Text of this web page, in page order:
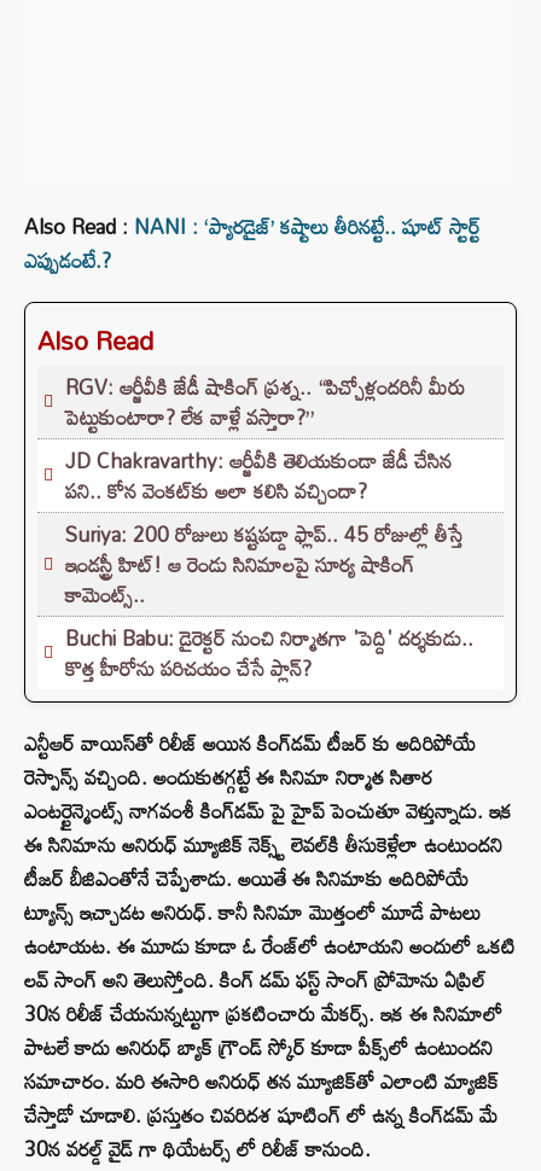
Also Read : NANI : ‘ప్యారడైజ్’ కష్టాలు తీరినట్టే.. షూట్ స్టార్ట్
ఎప్పుడంటే.?
Also Read
RGV: ఆర్జీవీకి జేడీ షాకింగ్ ప్రశ్న.. “పిచ్చోళ్లందరినీ మీరు
పెట్టుకుంటారా? లేక వాళ్లే వస్తారా?”
JD Chakravarthy: ఆర్జీవీకి తెలియకుండా జేడీ చేసిన
పని.. కోన వెంకట్‌కు అలా కలిసి వచ్చిందా?
Suriya: 200 రోజులు కష్టపడ్డా ఫ్లాప్.. 45 రోజుల్లో తీస్తే
ఇండస్ట్రీ హిట్! ఆ రెండు సినిమాలపై సూర్య షాకింగ్
కామెంట్స్..
Buchi Babu: డైరెక్టర్ నుంచి నిర్మాతగా 'పెద్ది' దర్శకుడు..
కొత్త హీరోను పరిచయం చేసే ప్లాన్?
ఎన్టీఆర్ వాయిస్‌తో రిలీజ్ అయిన కింగ్‌డమ్ టీజర్ కు అదిరిపోయే
రెస్పాన్స్ వచ్చింది. అందుకుతగ్గట్టే ఈ సినిమా నిర్మాత సితార
ఎంటర్టైన్మెంట్స్ నాగవంశీ కింగ్‌డమ్ పై హైప్ పెంచుతూ వెళ్తున్నాడు. ఇక
ఈ సినిమాను అనిరుధ్ మ్యూజిక్ నెక్స్ట్ లెవల్‌కి తీసుకెళ్లేలా ఉంటుందని
టీజర్‌ బీజిఎంతోనే చెప్పేశాడు. అయితే ఈ సినిమాకు అదిరిపోయే
ట్యూన్స్ ఇచ్చాడట అనిరుధ్. కానీ సినిమా మొత్తంలో మూడే పాటలు
ఉంటాయట. ఈ మూడు కూడా ఓ రేంజ్‌లో ఉంటాయని అందులో ఒకటి
లవ్ సాంగ్ అని తెలుస్తోంది. కింగ్ డమ్ ఫస్ట్ సాంగ్ ప్రోమోను ఏప్రిల్
30న రిలీజ్ చేయ‌నున్నట్టుగా ప్రకటించారు మేకర్స్. ఇక ఈ సినిమాలో
పాటలే కాదు అనిరుధ్ బ్యాక్ గ్రౌండ్ స్కోర్ కూడా పీక్స్‌లో ఉంటుందని
సమాచారం. మరి ఈసారి అనిరుధ్ తన మ్యూజిక్‌తో ఎలాంటి మ్యాజిక్
చేస్తాడో చూడాలి. ప్రస్తుతం చివరిదశ షూటింగ్ లో ఉన్న కింగ్‌డ‌మ్ మే
30న వరల్డ్ వైడ్ గా థియేటర్స్ లో రిలీజ్ కానుంది.